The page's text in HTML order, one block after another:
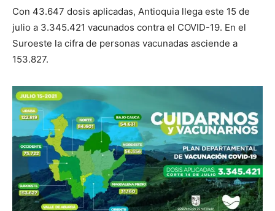
Con 43.647 dosis aplicadas, Antioquia llega este 15 de
julio a 3.345.421 vacunados contra el COVID-19. En el
Suroeste la cifra de personas vacunadas asciende a
153.827.